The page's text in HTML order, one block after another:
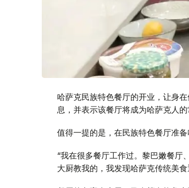
哈萨克民族特色餐厅的开业，让身
息，并表示该餐厅将成为哈萨克人的
值得一提的是，在民族特色餐厅准
“我在很多餐厅工作过。黎巴嫩餐厅
大厨教我的，我发现哈萨克传统美